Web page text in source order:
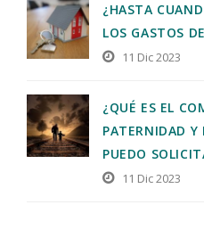
¿HASTA
LOS GASTOS
11 Dic 2023
¿QUÉ ES EL
PATERNIDAD Y
PUEDO
11 Dic 2023